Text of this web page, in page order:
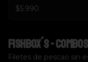
$5.990
Fishbox´s -
Filetes de pescao sin